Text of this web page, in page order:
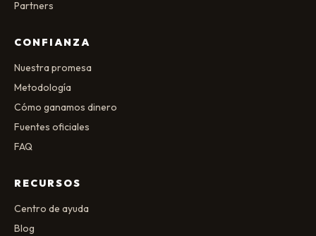
Partners
CONFIANZA
Nuestra promesa
Metodología
Cómo ganamos dinero
Fuentes oficiales
FAQ
RECURSOS
Centro de ayuda
Blog